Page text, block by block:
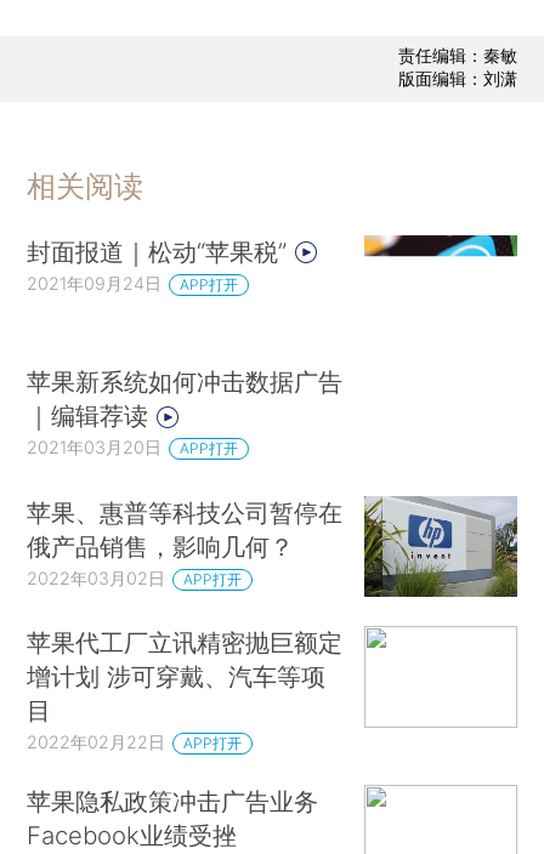
责任编辑：秦敏
版面编辑：刘潇
相关阅读
封面报道｜松动“苹果税”
2021年09月24日 APP打开
苹果新系统如何冲击数据广告
｜编辑荐读
2021年03月20日 APP打开
苹果、惠普等科技公司暂停在
俄产品销售，影响几何？
2022年03月02日 APP打开
苹果代工厂立讯精密抛巨额定
增计划 涉可穿戴、汽车等项
目
2022年02月22日 APP打开
苹果隐私政策冲击广告业务
Facebook业绩受挫